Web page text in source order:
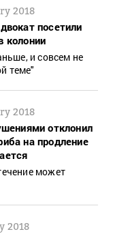
2018
посетили
колонии
и совсем не
теме"
2018
отклонил
на продление
может
2018